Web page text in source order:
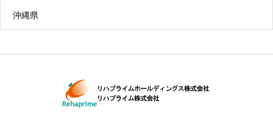
定期巡回・随時対応型訪問介護看護
定期的な巡回や随時通報への対応など、利用者の
心身の状況に応じて、24 時間 365 日必要なサービ
沖縄県